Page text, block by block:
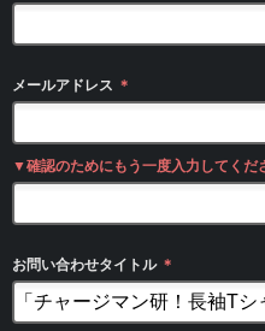
メールアドレス ＊
▼確認のためにもう一度入力してくだ
お問い合わせタイトル ＊